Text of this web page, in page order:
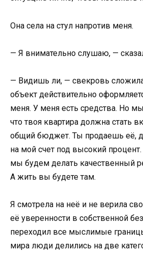
Она села на стул напротив меня.
— Я внимательно слушаю, —
— Видишь ли, — свекровь
объект действительно
меня. У меня есть средства. Но
что твоя квартира должна стать
общий бюджет. Ты продаешь её,
на мой счет под высокий
мы будем делать качественный
А жить вы будете там.
Я смотрела на неё и не верила
её уверенности в собственной
переходил все мыслимые
мира люди делились на две